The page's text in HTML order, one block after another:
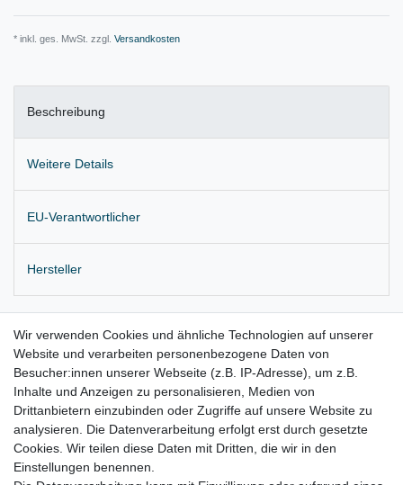
* inkl. ges. MwSt. zzgl. Versandkosten
Beschreibung
Weitere Details
EU-Verantwortlicher
Hersteller
Farbe: Y20, perlgrau
Lieferung wie abgebildet
für:
VW Tiguan I Bj. 2007 - 2016
Wir verwenden Cookies und ähnliche Technologien auf unserer
Website und verarbeiten personenbezogene Daten von
Besucher:innen unserer Webseite (z.B. IP-Adresse), um z.B.
Inhalte und Anzeigen zu personalisieren, Medien von
Drittanbietern einzubinden oder Zugriffe auf unsere Website zu
analysieren. Die Datenverarbeitung erfolgt erst durch gesetzte
Cookies. Wir teilen diese Daten mit Dritten, die wir in den
Einstellungen benennen.